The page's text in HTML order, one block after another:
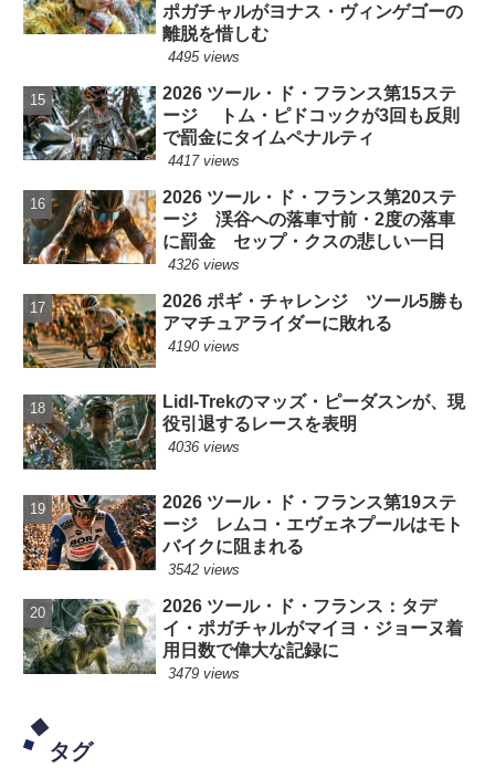
ポガチャルがヨナス・ヴィンゲゴーの
離脱を惜しむ
4495 views
2026 ツール・ド・フランス第15ステ
ージ トム・ピドコックが3回も反則
で罰金にタイムペナルティ
4417 views
2026 ツール・ド・フランス第20ステ
ージ 渓谷への落車寸前・2度の落車
に罰金 セップ・クスの悲しい一日
4326 views
2026 ポギ・チャレンジ ツール5勝も
アマチュアライダーに敗れる
4190 views
Lidl-Trekのマッズ・ピーダスンが、現
役引退するレースを表明
4036 views
2026 ツール・ド・フランス第19ステ
ージ レムコ・エヴェネプールはモト
バイクに阻まれる
3542 views
2026 ツール・ド・フランス：タデ
イ・ポガチャルがマイヨ・ジョーヌ着
用日数で偉大な記録に
3479 views
タグ